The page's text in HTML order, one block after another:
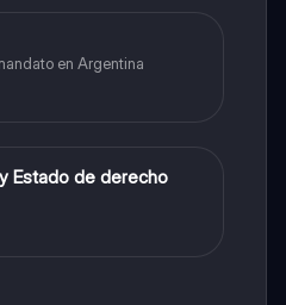
en Argentina
Estado de derecho